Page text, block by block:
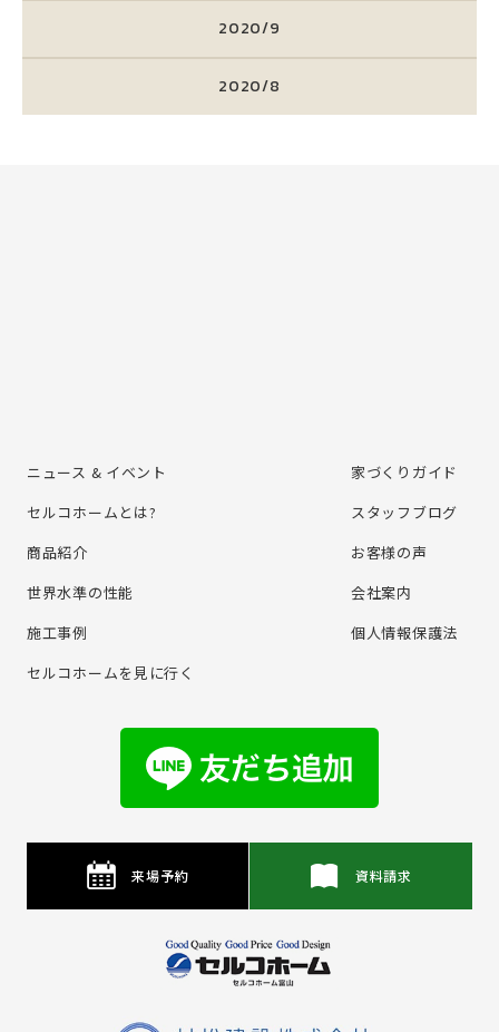
2020/9
2020/8
ニュース & イベント
セルコホームとは?
商品紹介
世界水準の性能
施⼯事例
セルコホームを⾒に⾏く
家づくりガイド
スタッフブログ
お客様の声
会社案内
個⼈情報保護法
来場予約 資料請求